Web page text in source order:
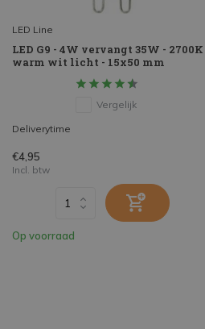
LED Line
LED G9 - 4W vervangt 35W - 2700K
warm wit licht - 15x50 mm
Vergelijk
Deliverytime
€4,95
Incl. btw
Op voorraad